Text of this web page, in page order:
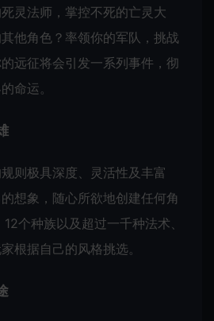
灵法师，掌控不死的亡灵大
他角色？率领你的军队，挑战
远征将会引发一系列事件，彻
命运。
则极具深度、灵活性及丰富
想象，随心所欲地创建任何角
个种族以及超过一千种法术、
根据自己的风格挑选。